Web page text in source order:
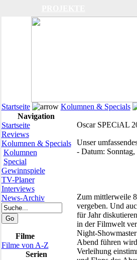
Startseite Kolumnen & Specials
Navigation
Startseite
Reviews
Kolumnen & Specials
Kolumnen
Special
Gewinnspiele
TV-Planer
Interviews
News-Archiv
Filme
Filme von A-Z
Serien
Oscar SPECiAL
Unser
- Datum:
Zum mittlerweile
vergeben. Und
für Jahr
in der Filmwelt
Night-
Abend führen
Verleihung